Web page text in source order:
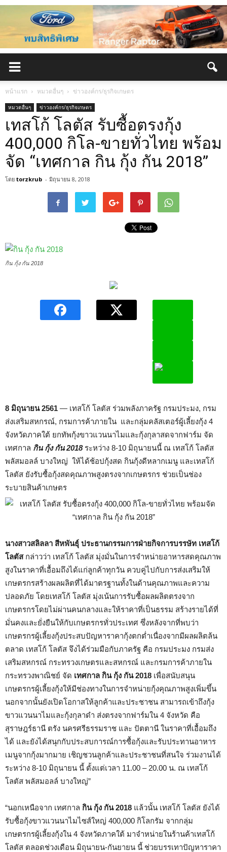
หน้าแรก หมวดอื่นๆ ข่าวองค์กร/ธุรกิจเกษตร
หมวดอื่นๆ ข่าวองค์กร/ธุรกิจเกษตร
เทสโก้ โลตัส รับซื้อตรงกุ้ง
400,000 กิโล-ขายทั่วไทย พร้อม
จัด “เทศกาล กิน กุ้ง กัน 2018”
โดย torzkrub - มิถุนายน 8, 2018
กิน กุ้ง กัน 2018
8 มิถุนายน 2561 — เทสโก้ โลตัส ร่วมพลังภาครัฐ กรมประมง, กรม
ส่งเสริมสหกรณ์, กรมการค้าภายใน และกลุ่มคลัสเตอร์ผู้เลี้ยงกุ้ง 4
จังหวัดภาคใต้ ยกทัพกุ้งขาวแวนนาไมและกุ้งกุลาสดจากฟาร์ม จัด
เทศกาล กิน กุ้ง กัน2018ระหว่าง 8-10 มิถุนายนนี้ ณ เทสโก้ โลตัส
พลัสมอลล์ บางใหญ่ ให้ได้ช้อปกุ้งสด กินกุ้งดีหลากเมนู และเทสโก้
โลตัส ยังรับซื้อกุ้งสดคุณภาพสูงตรงจากเกษตรกร ช่วยเป็นช่อง
ระบายสินค้าเกษตร
นางสาวสลิลลา สีหพันธุ์ ประธานกรรมการฝ่ายกิจการบรรษัท เทสโก้
โลตัสกล่าวว่า เทสโก้ โลตัส มุ่งมั่นในการจำหน่ายอาหารสดคุณภาพ
สูงในราคาที่เอื้อมถึงได้แก่ลูกค้าทุกวัน ควบคู่ไปกับการส่งเสริมให้
เกษตรกรสร้างผลผลิตที่ได้มาตรฐานทั้งในด้านคุณภาพและความ
ปลอดภัย โดยเทสโก้ โลตัส มุ่งเน้นการรับซื้อผลผลิตตรงจาก
เกษตรกรโดยไม่ผ่านคนกลางและให้ราคาที่เป็นธรรม สร้างรายได้ที่
มั่นคงและยั่งยืนให้กับเกษตรกรทั่วประเทศ ซึ่งหลังจากที่พบว่า
เกษตรกรผู้เลี้ยงกุ้งประสบปัญหาราคากุ้งตกต่ำเนื่องจากมีผลผลิตล้น
ตลาด เทสโก้ โลตัส จึงได้ร่วมมือกับภาครัฐ คือ กรมประมง กรมส่ง
เสริมสหกรณ์ กระทรวงเกษตรและสหกรณ์ และกรมการค้าภายใน
กระทรวงพาณิชย์ จัด เทศกาล กิน กุ้ง กัน2018 เพื่อสนับสนุน
เกษตรกรผู้เลี้ยงกุ้งให้มีช่องทางในการจำหน่ายกุ้งคุณภาพสูงเพิ่มขึ้น
นอกจากนั้นยังเปิดโอกาสให้ลูกค้าและประชาชน สามารถเข้าถึงกุ้ง
ขาวแวนนาไมและกุ้งกุลาดำ ส่งตรงจากฟาร์มใน 4 จังหวัด คือ
สุราษฎร์ธานี ตรัง นครศรีธรรมราช และ ปัตตานี ในราคาที่เอื้อมถึง
ได้ และยังได้สนุกกับประสบการณ์การซื้อกุ้งและรับประทานอาหาร
เมนูจากกุ้งมากมาย เชิญชวนลูกค้าและประชาชนที่สนใจ ร่วมงานได้
ระหว่าง 8-10 มิถุนายน นี้ ตั้งแต่เวลา 11.00 – 20.00 น. ณ เทสโก้
โลตัส พลัสมอลล์ บางใหญ่”
“นอกเหนือจาก เทศกาล กิน กุ้ง กัน2018 แล้วนั้น เทสโก้ โลตัส ยังได้
รับซื้อกุ้งขาวแวนนาไมไซส์ใหญ่ 400,000 กิโลกรัม จากกลุ่ม
เกษตรกรผู้เลี้ยงกุ้งใน 4 จังหวัดภาคใต้ มาจำหน่ายในร้านค้าเทสโก้
โลตัส ตลอดช่วงเดือน มิถุนายน-กันยายน นี้ ช่วยบรรเทาปัญหาราคา